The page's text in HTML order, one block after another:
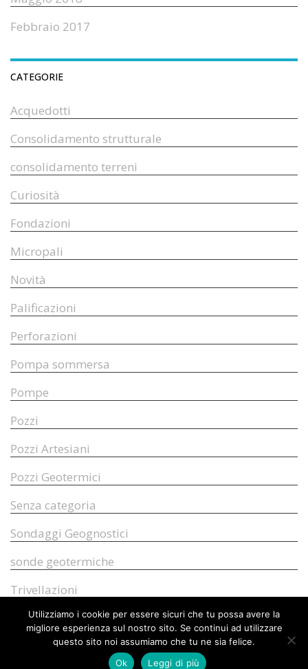
Febbraio 2017
CATEGORIE
Acquedotti
Consolidamento strutturale
consolidamento terreni
Curiosità
Fondazioni
Micropali
Novità
Palificazioni
Perforazioni
Pompa sommersa
Pompe
Pozzi
Pozzi Artesiani
Pozzi Geotermici
Senza categoria
Sondaggi Geognostici
sonde geotermiche
Trivellazioni
© 2026 ARCANGELI TULLIO POZZI E PALIFICAZIONI SNC | P.IVA 00781530555
REALIZZATO DA MG GROUP ITALIA
Utilizziamo i cookie per essere sicuri che tu possa avere la
migliore esperienza sul nostro sito. Se continui ad utilizzare
questo sito noi assumiamo che tu ne sia felice.
Ok
Leggi di più